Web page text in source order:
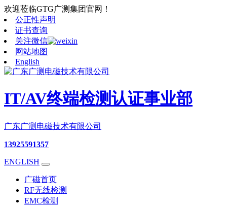
欢迎莅临GTG广测集团官网！
公正性声明
证书查询
关注微信
网站地图
English
IT/AV终端检测认证事业部
广东广测电磁技术有限公司
13925591357
ENGLISH
广磁首页
RF无线检测
EMC检测